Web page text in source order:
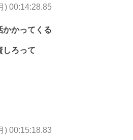
) 00:14:28.85
かかってくる
しろって
) 00:15:18.83